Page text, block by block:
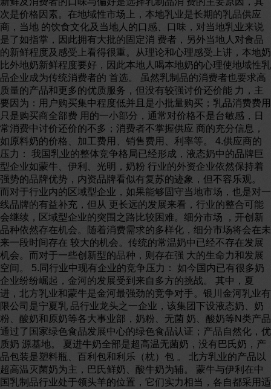
次是价格因素。在地域性市场上，本地乳业是长期的乳品供应
商，当地 的饮食文化及当地人的口感、口味，对当地乳业来说
是了如指掌，因此拥有大批的固定消 费者，另外当地人对食品
的新鲜程度及感受上看得很重。从理论和心理感受上讲，本地奶
比外地奶新鲜程度要好，因此本地人喝本地奶的心理使地域性乳
品企业成为传统消费者的 首选。 虽然乳制品的消费者也要求高
质量的产品和更多的优质服务，但没有较强讨价还价能 力，主
要因为：用户购买集中程度低并且是小批量购买；乳品消费费用
只是购买商全部费 用的一小部分，通常对价格不是台敏感，日
常消费中讨价还价的不多；消费者不掌握供应 商的充分信息，
如原料奶的价格、加工费用、销售费用、利率等。 4.供应商的
压力： 我国乳业的整体竞争格局已经形成，液态奶中的品牌巨
型企业如蒙牛、伊利、光明，奶粉 行业的外资企业依然保持着
强势的品牌优势，内资品牌看似有复苏的迹象，但不容乐观。
而对于行业内的区域型企业，如果能够固守当地市场，也是对一
线品牌的有益补充，但从 更长远的发展来看，行业的整合可能
会继续，区域型企业的突围之路比较困难。细分市场 ，开创新
品种依然存在机会。随着消费需求的多样化，细分市场将会在未
来一段时间存在 较大的机会。传统的常温奶中已经不存在发展
机会。而对于一些创新型的品种，则存在强 大的生命力和发展
空间。 5.同行业中现有企业的竞争压力： 如今国内已有很多奶
企业纷纷崛起，金河的发展受到来自多方的挑战。 其中，夏
进，北方乳业和蒙牛是金河最强劲的竞争对手。银川金河乳业有
限公司是宁夏乳 品行业龙头之一企业，该集团下设液态奶、奶
粉、酸奶和原奶等各大事业部，奶粉、无菌 奶、酸奶等N类产品
通过了国家绿色食品发展中心的绿色食品认证；产品自然化，优
质奶 源基地。 夏进牛奶全部是超高温无菌奶，没有巴氏奶，产
品包装是塑料瓶、百利包和利乐（枕）包 。 北方乳业的产品以
超高温灭菌奶为主，巴氏鲜奶、酸牛奶为辅。 蒙牛与伊利在中
国乳制品行业处于领头羊的位置，它们实力相当，各自都采用适